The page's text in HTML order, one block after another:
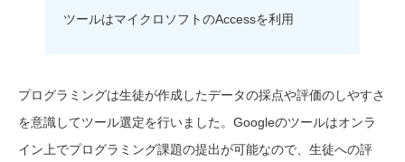
ツールはマイクロソフトのAccessを利用
プログラミングは生徒が作成したデータの採点や評価のしやすさ
を意識してツール選定を行いました。Googleのツールはオンラ
イン上でプログラミング課題の提出が可能なので、生徒への評